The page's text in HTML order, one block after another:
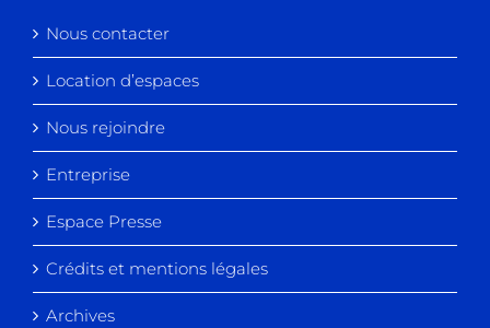
Nous contacter
Location d’espaces
Nous rejoindre
Entreprise
Espace Presse
Crédits et mentions légales
Archives